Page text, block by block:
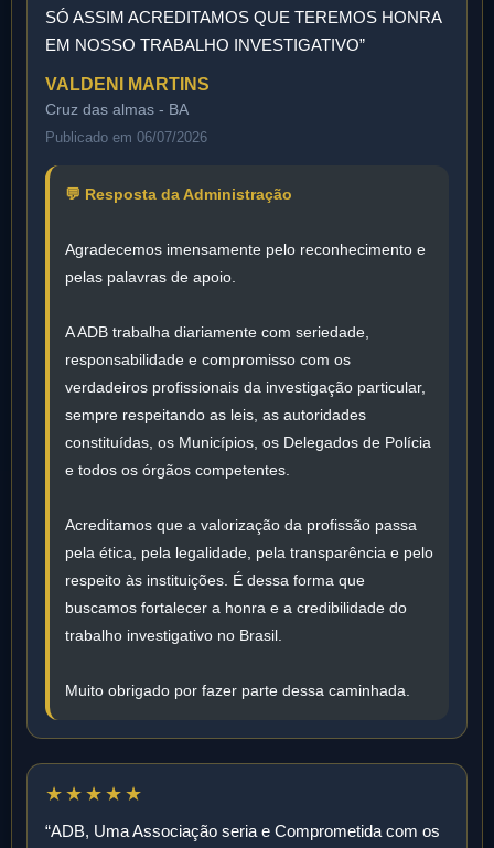
SÓ ASSIM ACREDITAMOS QUE TEREMOS HONRA
EM NOSSO TRABALHO INVESTIGATIVO”
VALDENI MARTINS
Cruz das almas - BA
Publicado em 06/07/2026
💬 Resposta da Administração
Agradecemos imensamente pelo reconhecimento e
pelas palavras de apoio.
A ADB trabalha diariamente com seriedade,
responsabilidade e compromisso com os
verdadeiros profissionais da investigação particular,
sempre respeitando as leis, as autoridades
constituídas, os Municípios, os Delegados de Polícia
e todos os órgãos competentes.
Acreditamos que a valorização da profissão passa
pela ética, pela legalidade, pela transparência e pelo
respeito às instituições. É dessa forma que
buscamos fortalecer a honra e a credibilidade do
trabalho investigativo no Brasil.
Muito obrigado por fazer parte dessa caminhada.
★★★★★
“ADB, Uma Associação seria e Comprometida com os